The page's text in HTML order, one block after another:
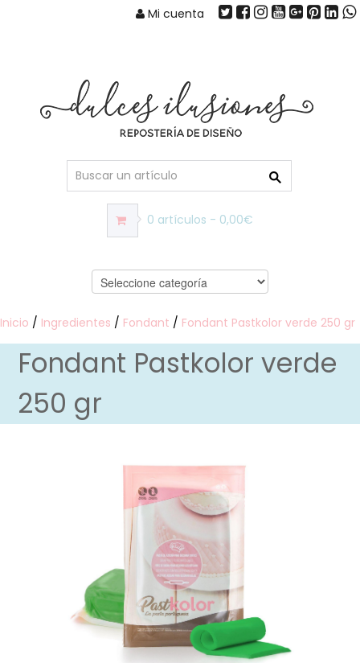
Mi cuenta
0 artículos - 0,00€
Inicio / Ingredientes / Fondant / Fondant Pastkolor verde 250 gr
Fondant Pastkolor verde
250 gr